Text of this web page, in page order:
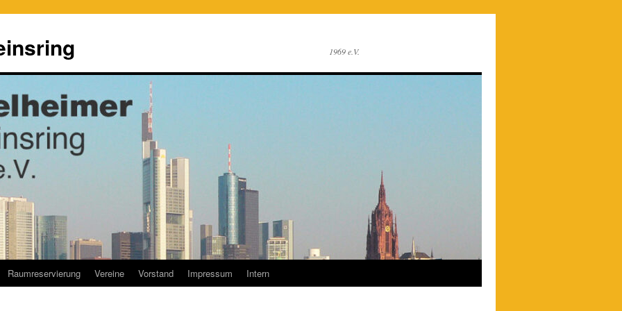
1969 e.V.
Raumreservierung Vereine Vorstand Impressum Intern